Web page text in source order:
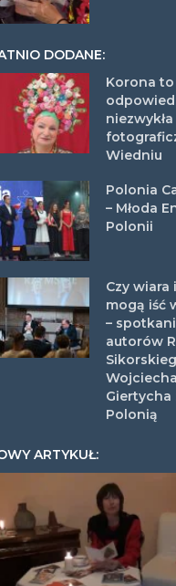
DODANE:
Korona to
Wiedniu
Polonia
– Młoda
Polonii
Czy wiara
mogą iść
–
autorów
Wojciecha
Giertycha
Polonią
ARTYKUŁ: